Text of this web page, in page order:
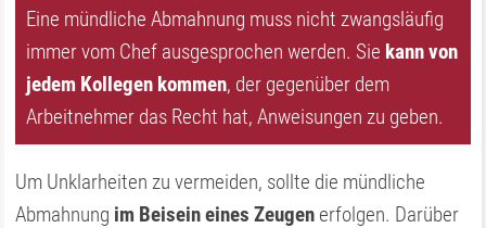
Eine mündliche Abmahnung muss nicht zwangsläufig
immer vom Chef ausgesprochen werden. Sie kann von
jedem Kollegen kommen, der gegenüber dem
Arbeitnehmer das Recht hat, Anweisungen zu geben.
Um Unklarheiten zu vermeiden, sollte die mündliche
Abmahnung im Beisein eines Zeugen erfolgen. Darüber